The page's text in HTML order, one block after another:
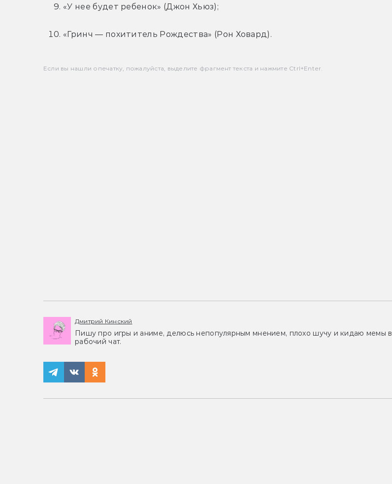
«У нее будет ребенок» (Джон Хьюз);
«Гринч — похититель Рождества» (Рон Ховард).
Если вы нашли опечатку, пожалуйста, выделите фрагмент текста и нажмите Ctrl+Enter.
Дмитрий Кинский
Пишу про игры и аниме, делюсь непопулярным мнением, плохо шучу и кидаю мемы в
рабочий чат.